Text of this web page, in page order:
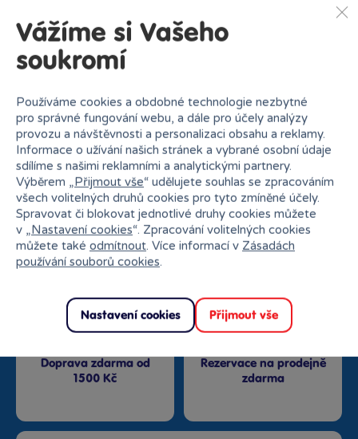
Nejširší sortiment na
trhu
27 kamenných prodejen
Doprava zdarma od
1500 Kč
Rezervace na prodejně
zdarma
Vážíme si Vašeho
soukromí
Používáme cookies a obdobné technologie nezbytné
pro správné fungování webu, a dále pro účely analýzy
provozu a návštěvnosti a personalizaci obsahu a reklamy.
Informace o užívání našich stránek a vybrané osobní údaje
sdílíme s našimi reklamními a analytickými partnery.
Výběrem „Přijmout vše“ udělujete souhlas se zpracováním
všech volitelných druhů cookies pro tyto zmíněné účely.
Spravovat či blokovat jednotlivé druhy cookies můžete
v „Nastavení cookies“. Zpracování volitelných cookies
můžete také odmítnout. Více informací v Zásadách
používání souborů cookies.
Nastavení cookies Přijmout vše